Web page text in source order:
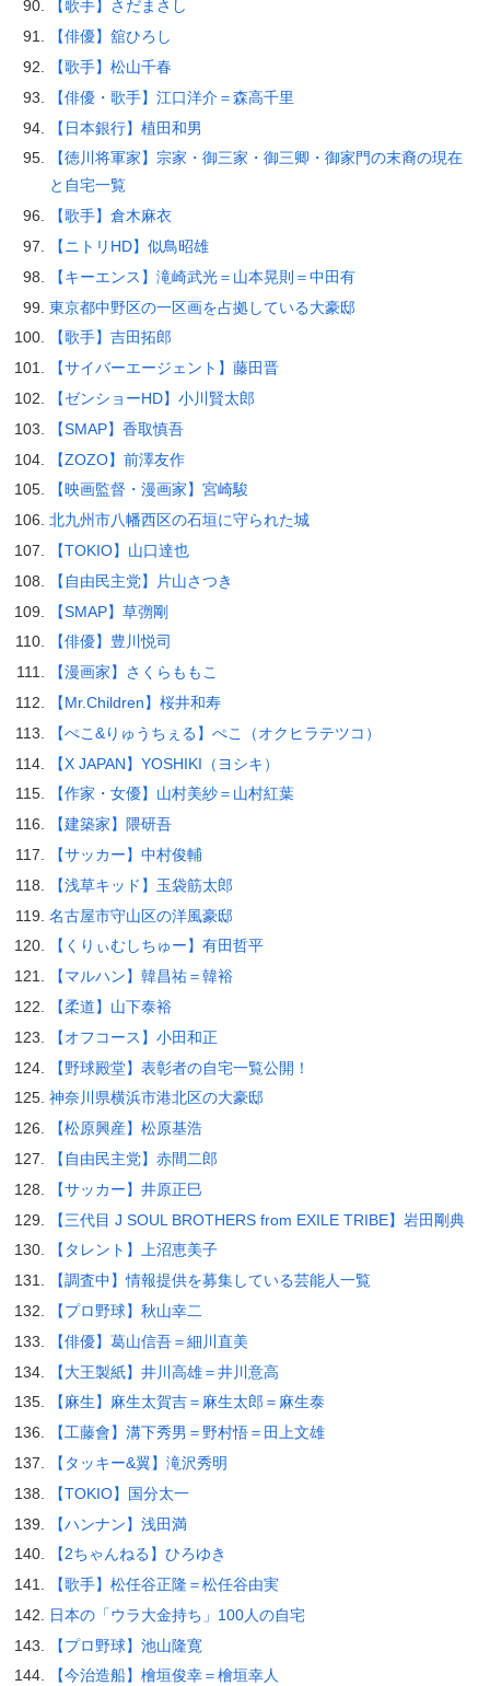
【歌手】さだまさし
【俳優】舘ひろし
【歌手】松山千春
【俳優・歌手】江口洋介＝森高千里
【日本銀行】植田和男
【徳川将軍家】宗家・御三家・御三卿・御家門の末裔の現在
と自宅一覧
【歌手】倉木麻衣
【ニトリHD】似鳥昭雄
【キーエンス】滝崎武光＝山本晃則＝中田有
東京都中野区の一区画を占拠している大豪邸
【歌手】吉田拓郎
【サイバーエージェント】藤田晋
【ゼンショーHD】小川賢太郎
【SMAP】香取慎吾
【ZOZO】前澤友作
【映画監督・漫画家】宮崎駿
北九州市八幡西区の石垣に守られた城
【TOKIO】山口達也
【自由民主党】片山さつき
【SMAP】草彅剛
【俳優】豊川悦司
【漫画家】さくらももこ
【Mr.Children】桜井和寿
【ぺこ&りゅうちぇる】ぺこ（オクヒラテツコ）
【X JAPAN】YOSHIKI（ヨシキ）
【作家・女優】山村美紗＝山村紅葉
【建築家】隈研吾
【サッカー】中村俊輔
【浅草キッド】玉袋筋太郎
名古屋市守山区の洋風豪邸
【くりぃむしちゅー】有田哲平
【マルハン】韓昌祐＝韓裕
【柔道】山下泰裕
【オフコース】小田和正
【野球殿堂】表彰者の自宅一覧公開！
神奈川県横浜市港北区の大豪邸
【松原興産】松原基浩
【自由民主党】赤間二郎
【サッカー】井原正巳
【三代目 J SOUL BROTHERS from EXILE TRIBE】岩田剛典
【タレント】上沼恵美子
【調査中】情報提供を募集している芸能人一覧
【プロ野球】秋山幸二
【俳優】葛山信吾＝細川直美
【大王製紙】井川高雄＝井川意高
【麻生】麻生太賀吉＝麻生太郎＝麻生泰
【工藤會】溝下秀男＝野村悟＝田上文雄
【タッキー&翼】滝沢秀明
【TOKIO】国分太一
【ハンナン】浅田満
【2ちゃんねる】ひろゆき
【歌手】松任谷正隆＝松任谷由実
日本の「ウラ大金持ち」100人の自宅
【プロ野球】池山隆寛
【今治造船】檜垣俊幸＝檜垣幸人